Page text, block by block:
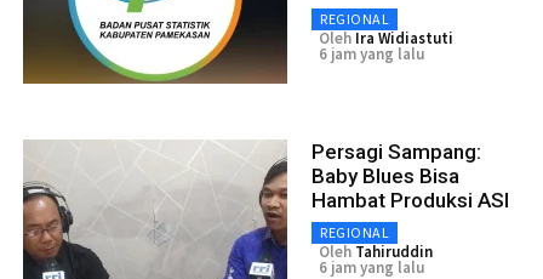
REGIONAL
Oleh Ira Widiastuti
6 jam yang lalu
Persagi Sampang:
Baby Blues Bisa
Hambat Produksi ASI
REGIONAL
Oleh Tahiruddin
6 jam yang lalu